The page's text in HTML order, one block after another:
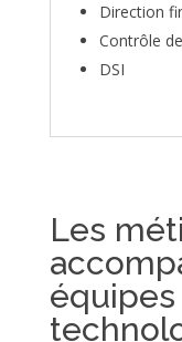
Direction
Contrôle
DSI
Les